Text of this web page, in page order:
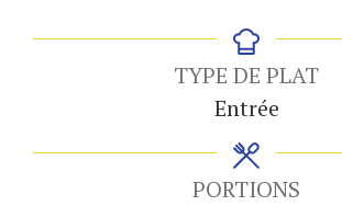
TYPE DE PLAT
Entrée
PORTIONS